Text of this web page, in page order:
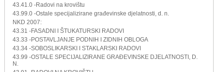
43.41.0 -Radovi na krovištu
43.99.0 -Ostale specijalizirane građevinske djelatnosti, d. n.
NKD 2007:
43.31 -FASADNI I ŠTUKATURSKI RADOVI
43.33 -POSTAVLJANJE PODNIH I ZIDNIH OBLOGA
43.34 -SOBOSLIKARSKI I STAKLARSKI RADOVI
43.99 -OSTALE SPECIJALIZIRANE GRAĐEVINSKE DJELATNOSTI, D.
N.